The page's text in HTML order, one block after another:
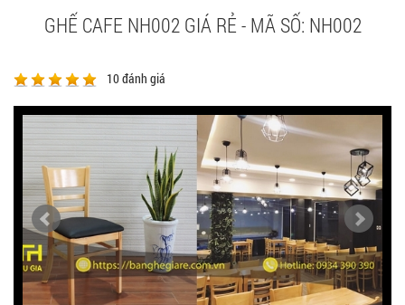
GHẾ CAFE NH002 GIÁ RẺ - MÃ SỐ: NH002
10đánh giá